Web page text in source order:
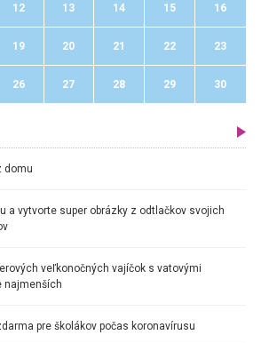
12 13 14 15 16
19 20 21 22 23
26 27 28 29 30
domu
a vytvorte super obrázky z odtlačkov svojich
veľkonočných vajíčok s vatovými
najmenších
pre školákov počas koronavírusu